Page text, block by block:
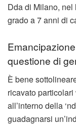
Dda di Milano,
grado a 7 anni di
questione di
È bene
ricavato
all’interno della
guadagnarsi